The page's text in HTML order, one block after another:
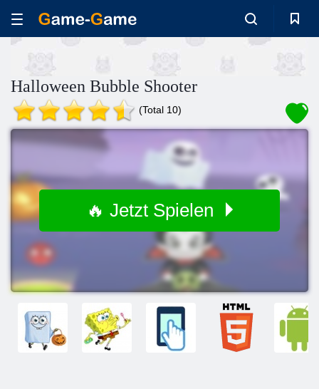
Halloween Bubble Shooter
(Total 10)
🔥 Jetzt Spielen